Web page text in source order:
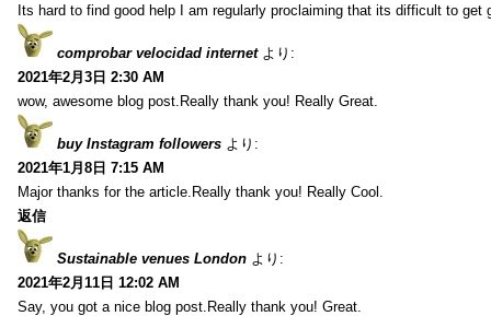
Its hard to find good help I am regularly proclaiming that its difficult to get
comprobar velocidad internet より:
2021年2月3日 2:30 AM
wow, awesome blog post.Really thank you! Really Great.
buy Instagram followers より:
2021年1月8日 7:15 AM
Major thanks for the article.Really thank you! Really Cool.
返信
Sustainable venues London より:
2021年2月11日 12:02 AM
Say, you got a nice blog post.Really thank you! Great.